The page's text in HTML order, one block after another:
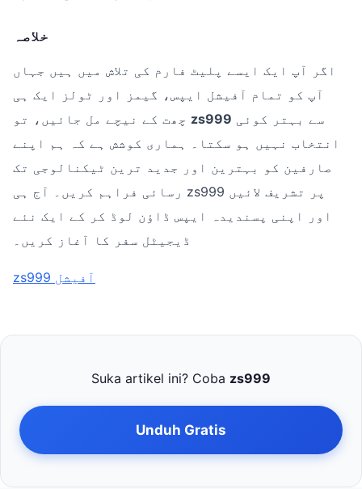
خلاصہ
اگر آپ ایک ایسے پلیٹ فارم کی تلاش میں ہیں جہاں
آپ کو تمام آفیشل ایپس، گیمز اور ٹولز ایک ہی
zs999
انتخاب نہیں ہو سکتا۔ ہماری کوشش ہے کہ ہم اپنے
صارفین کو بہترین اور جدید ترین ٹیکنالوجی تک
رسائی فراہم کریں۔ آج ہی zs999 پر تشریف لائیں
اور اپنی پسندیدہ ایپس ڈاؤن لوڈ کر کے ایک نئے
ڈیجیٹل سفر کا آغاز کریں۔
zs999 آفیشل
Suka artikel ini? Coba zs999
Unduh Gratis